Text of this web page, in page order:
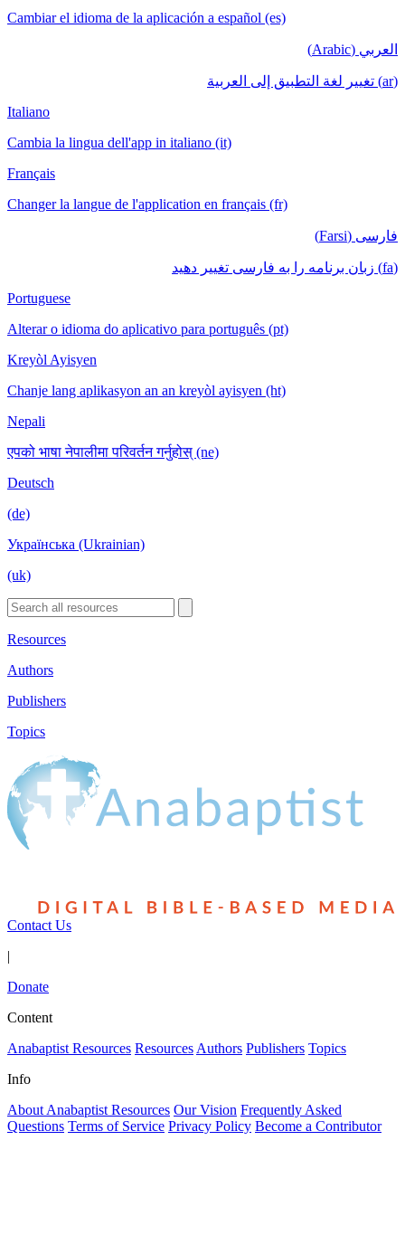
Cambiar el idioma de la aplicación a español (es)
العربي (Arabic)
(ar) تغيير لغة التطبيق إلى العربية
Italiano
Cambia la lingua dell'app in italiano (it)
Français
Changer la langue de l'application en français (fr)
فارسی (Farsi)
(fa) زبان برنامه را به فارسی تغییر دهید
Portuguese
Alterar o idioma do aplicativo para português (pt)
Kreyòl Ayisyen
Chanje lang aplikasyon an an kreyòl ayisyen (ht)
Nepali
एपको भाषा नेपालीमा परिवर्तन गर्नुहोस् (ne)
Deutsch
(de)
Українська (Ukrainian)
(uk)
Resources
Authors
Publishers
Topics
Contact Us
|
Donate
Content
Anabaptist Resources Resources Authors Publishers Topics
Info
About Anabaptist Resources Our Vision Frequently Asked
Questions Terms of Service Privacy Policy Become a Contributor